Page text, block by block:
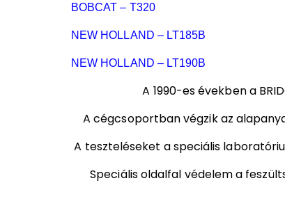
BOBCAT – T320
NEW HOLLAND – LT185B
NEW HOLLAND – LT190B
A 1990-es években a
A cégcsoportban végzik az
A teszteléseket a speciális
Speciális oldalfal védelem a